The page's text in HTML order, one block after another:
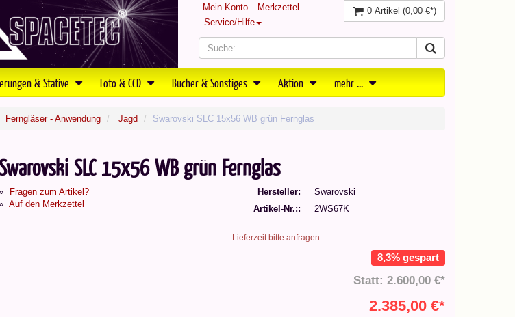
Mein Konto
Merkzettel
Service/Hilfe
0 Artikel (0,00 €*)
& Stative Foto & CCD Bücher & Sonstiges Aktion mehr ...
Ferngläser - Anwendung Jagd Swarovski SLC 15x56 WB grün Fernglas
SLC 15x56 WB grün Fernglas
Fragen zum Artikel?
Auf den Merkzettel
Hersteller
Swarovski
Artikel-Nr.:
2WS67K
Lieferzeit bitte anfragen
8,3% gespart
Statt: 2.600,00 €*
2.385,00 €*